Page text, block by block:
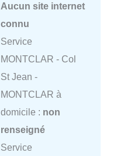
Aucun site internet
connu
Service
MONTCLAR - Col
St Jean -
MONTCLAR à
domicile : non
renseigné
Service